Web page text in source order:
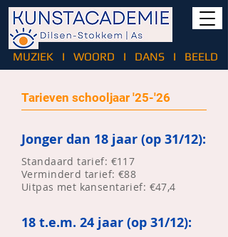
MUZIEK I WOORD I DANS I BEELD
Tarieven schooljaar '25-'26
Jonger dan 18 jaar (op 31/12):
Standaard tarief: €117
Verminderd tarief: €88
Uitpas met kansentarief: €47,4
18 t.e.m. 24 jaar (op 31/12):